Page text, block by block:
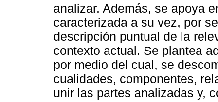
analizar. Además, se apoya
caracterizada a su vez, por
descripción puntual de la
contexto actual. Se plantea
por medio del cual, se
cualidades, componentes,
unir las partes analizadas y,